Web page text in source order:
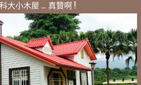
大小木屋 ... 真贊啊 !